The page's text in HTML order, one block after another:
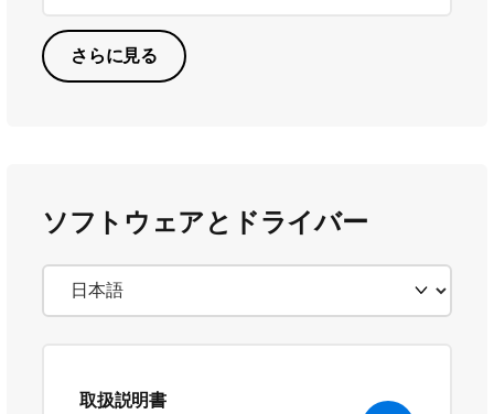
さらに見る
ソフトウェアとドライバー
取扱説明書